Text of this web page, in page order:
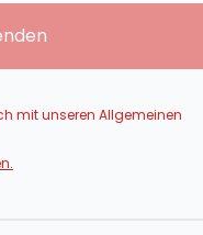
mit unseren Allgemeinen